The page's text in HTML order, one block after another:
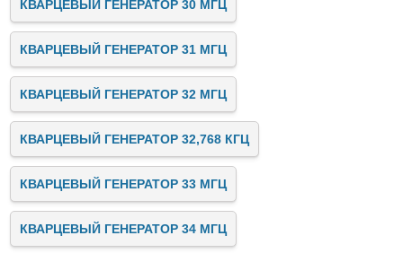
КВАРЦЕВЫЙ ГЕНЕРАТОР 30 МГЦ
КВАРЦЕВЫЙ ГЕНЕРАТОР 31 МГЦ
КВАРЦЕВЫЙ ГЕНЕРАТОР 32 МГЦ
КВАРЦЕВЫЙ ГЕНЕРАТОР 32,768 КГЦ
КВАРЦЕВЫЙ ГЕНЕРАТОР 33 МГЦ
КВАРЦЕВЫЙ ГЕНЕРАТОР 34 МГЦ